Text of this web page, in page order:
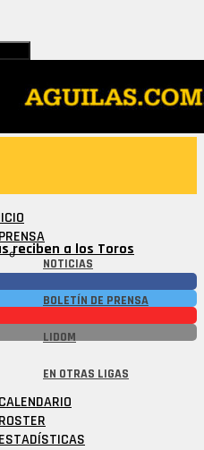
PRENSA
NOTICIAS
BOLETÍN DE PRENSA
LIDOM
EN OTRAS LIGAS
CALENDARIO
ROSTER
ESTADÍSTICAS
reciben a los Toros